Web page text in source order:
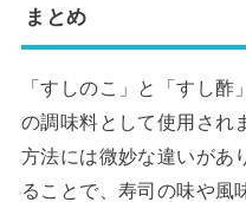
まとめ
「すしのこ」と「すし
の調味料として使用され
方法には微妙な違いがあ
ることで、寿司の味や風